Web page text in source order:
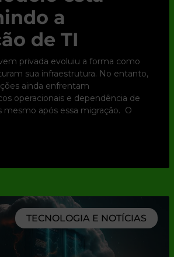
a
de TI
privada evoluiu a forma como
sua infraestrutura. No entanto,
ainda enfrentam
operacionais e dependência de
mesmo após essa migração. O
TECNOLOGIA E NOTÍCIAS